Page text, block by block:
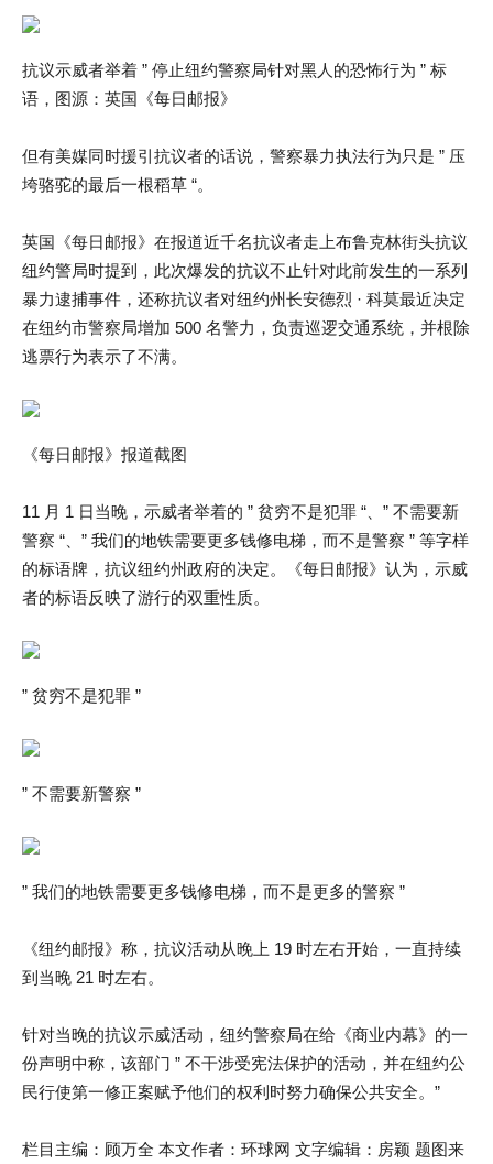
抗议示威者举着 ” 停止纽约警察局针对黑人的恐怖行为 ” 标
语，图源：英国《每日邮报》
但有美媒同时援引抗议者的话说，警察暴力执法行为只是 ” 压
垮骆驼的最后一根稻草 “。
英国《每日邮报》在报道近千名抗议者走上布鲁克林街头抗议
纽约警局时提到，此次爆发的抗议不止针对此前发生的一系列
暴力逮捕事件，还称抗议者对纽约州长安德烈 · 科莫最近决定
在纽约市警察局增加 500 名警力，负责巡逻交通系统，并根除
逃票行为表示了不满。
《每日邮报》报道截图
11 月 1 日当晚，示威者举着的 ” 贫穷不是犯罪 “、” 不需要新
警察 “、” 我们的地铁需要更多钱修电梯，而不是警察 ” 等字样
的标语牌，抗议纽约州政府的决定。《每日邮报》认为，示威
者的标语反映了游行的双重性质。
” 贫穷不是犯罪 ”
” 不需要新警察 ”
” 我们的地铁需要更多钱修电梯，而不是更多的警察 ”
《纽约邮报》称，抗议活动从晚上 19 时左右开始，一直持续
到当晚 21 时左右。
针对当晚的抗议示威活动，纽约警察局在给《商业内幕》的一
份声明中称，该部门 ” 不干涉受宪法保护的活动，并在纽约公
民行使第一修正案赋予他们的权利时努力确保公共安全。”
栏目主编：顾万全 本文作者：环球网 文字编辑：房颖 题图来